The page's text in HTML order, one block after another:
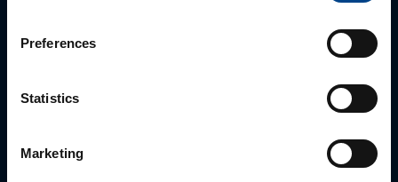
Preferences
Statistics
Marketing
Mark Milvek